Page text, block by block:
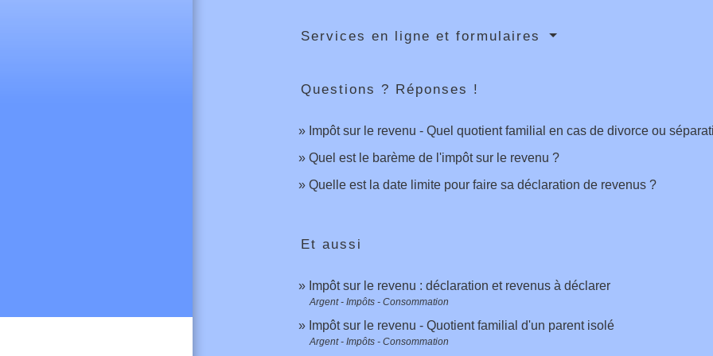
Services en ligne et formulaires
Questions ? Réponses !
Impôt sur le revenu - Quel quotient familial en cas de divorce ou
Quel est le barème de l'impôt sur le revenu ?
Quelle est la date limite pour faire sa déclaration de revenus ?
Et aussi
Impôt sur le revenu : déclaration et revenus à déclarer
Argent - Impôts - Consommation
Impôt sur le revenu - Quotient familial d'un parent isolé
Argent - Impôts - Consommation